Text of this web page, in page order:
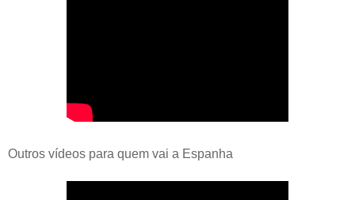
Outros vídeos para quem vai a Espanha